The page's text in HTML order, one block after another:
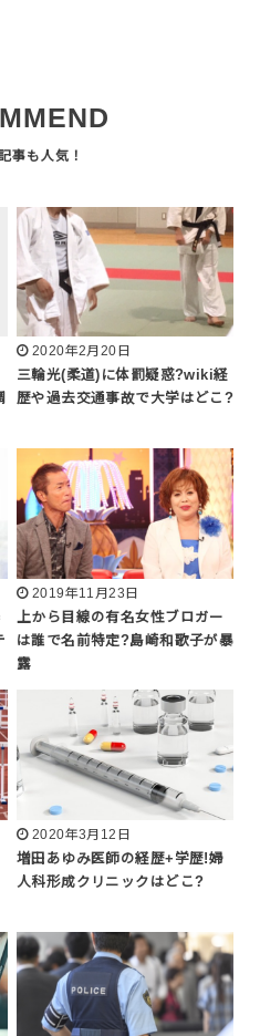
2020年2月20日
三輪光(柔道)に体罰疑惑?wiki経
歴や過去交通事故で大学はどこ?
2019年11月23日
上から目線の有名女性ブロガー
は誰で名前特定?島崎和歌子が暴
露
2020年3月12日
増田あゆみ医師の経歴+学歴!婦
人科形成クリニックはどこ?